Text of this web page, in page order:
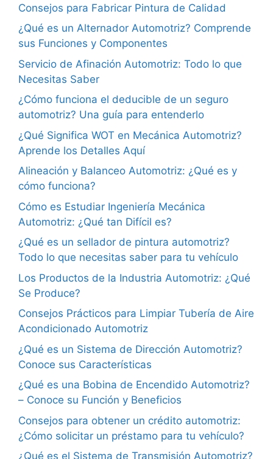
Consejos para Fabricar Pintura de Calidad
¿Qué es un Alternador Automotriz? Comprende
sus Funciones y Componentes
Servicio de Afinación Automotriz: Todo lo que
Necesitas Saber
¿Cómo funciona el deducible de un seguro
automotriz? Una guía para entenderlo
¿Qué Significa WOT en Mecánica Automotriz?
Aprende los Detalles Aquí
Alineación y Balanceo Automotriz: ¿Qué es y
cómo funciona?
Cómo es Estudiar Ingeniería Mecánica
Automotriz: ¿Qué tan Difícil es?
¿Qué es un sellador de pintura automotriz?
Todo lo que necesitas saber para tu vehículo
Los Productos de la Industria Automotriz: ¿Qué
Se Produce?
Consejos Prácticos para Limpiar Tubería de Aire
Acondicionado Automotriz
¿Qué es un Sistema de Dirección Automotriz?
Conoce sus Características
¿Qué es una Bobina de Encendido Automotriz?
– Conoce su Función y Beneficios
Consejos para obtener un crédito automotriz:
¿Cómo solicitar un préstamo para tu vehículo?
¿Qué es el Sistema de Transmisión Automotriz?